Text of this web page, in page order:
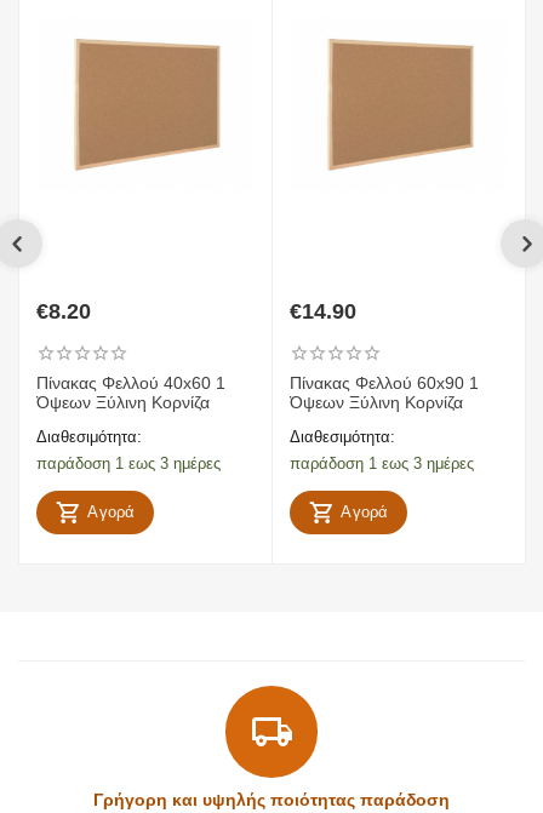
€8.20
Πίνακας Φελλού 40x60 1
Όψεων Ξύλινη Κορνίζα
Διαθεσιμότητα:
παράδοση 1 εως 3 ημέρες
Αγορά
€14.90
Πίνακας Φελλού 60x90 1
Όψεων Ξύλινη Κορνίζα
Διαθεσιμότητα:
παράδοση 1 εως 3 ημέρες
Αγορά
Γρήγορη και υψηλής ποιότητας παράδοση